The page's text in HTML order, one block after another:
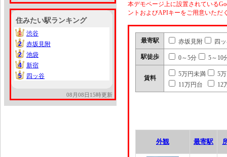
住みたい駅ランキング
1
1
渋谷
2
2
赤坂見附
2
2
池袋
4
4
新宿
5
5 四ッ谷
08月08日15時更新
本デモページ上に設置されている
ントおよびAPIキーをご用意いただ
最寄駅 赤坂見附 四
駅徒歩 0～5分 5～10
賃料
5万円未満
5
11万円台
12
外観 最寄駅